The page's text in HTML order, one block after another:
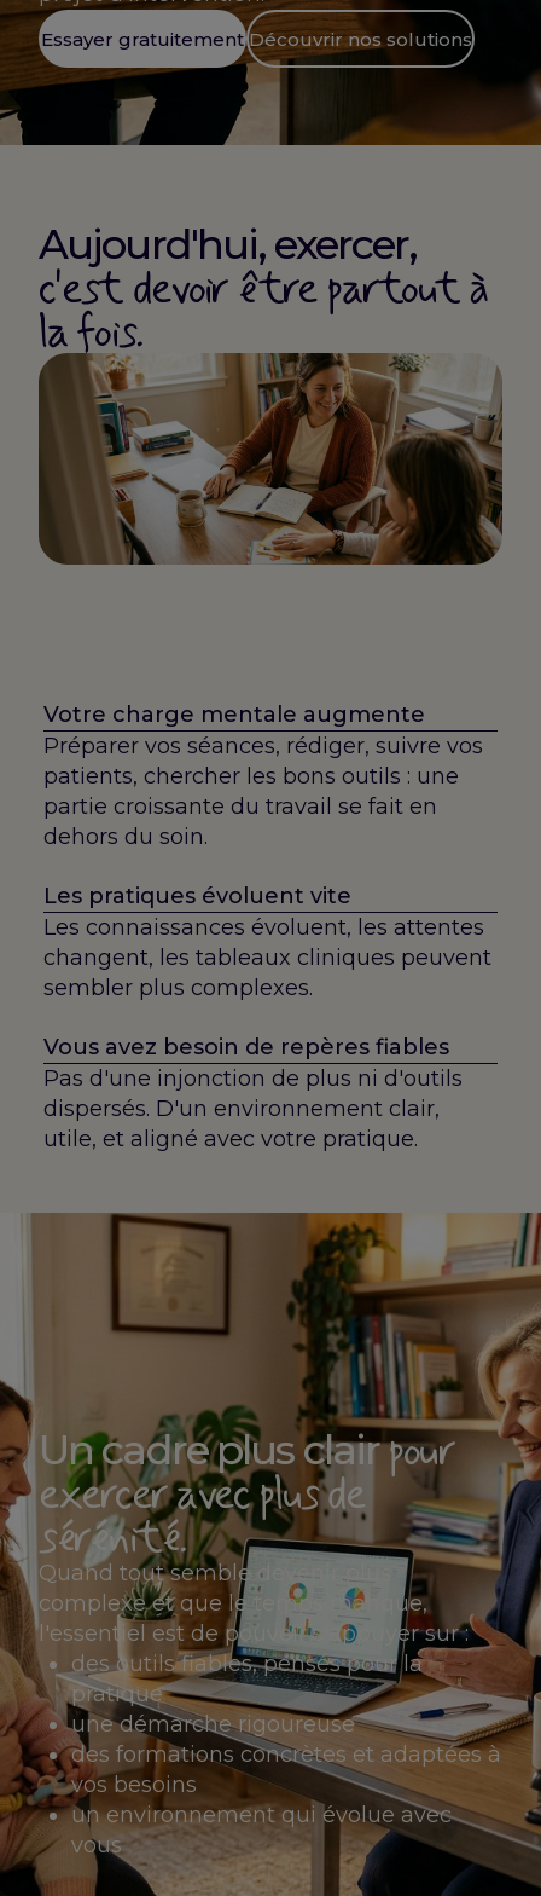
Essayer gratuitement Découvrir nos solutions
Aujourd'hui, exercer,
c'est devoir être partout à
la fois.
Votre charge mentale augmente
Préparer vos séances, rédiger, suivre vos
patients, chercher les bons outils : une
partie croissante du travail se fait en
dehors du soin.
Les pratiques évoluent vite
Les connaissances évoluent, les attentes
changent, les tableaux cliniques peuvent
sembler plus complexes.
Vous avez besoin de repères fiables
Pas d'une injonction de plus ni d'outils
dispersés. D'un environnement clair,
utile, et aligné avec votre pratique.
Un cadre plus clairpour
exercer avec plus de
sérénité.
Quand tout semble devenir plus
complexe et que le temps manque,
l'essentiel est de pouvoir s'appuyer sur :
des outils fiables, pensés pour la
pratique
une démarche rigoureuse
des formations concrètes et adaptées à
vos besoins
un environnement qui évolue avec
vous